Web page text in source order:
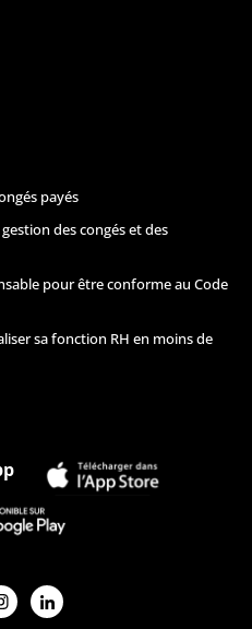
payés
des congés et des
pour être conforme au Code
sa fonction RH en moins de